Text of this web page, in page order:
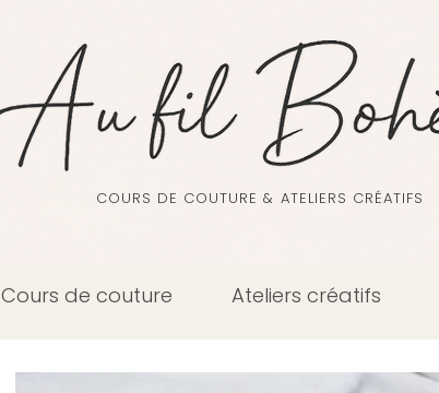
COURS DE COUTURE & ATELIERS CRÉATIFS
Cours de couture Ateliers créatifs